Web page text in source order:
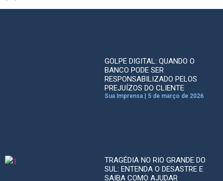
GOLPE DIGITAL: QUANDO O
BANCO PODE SER
RESPONSABILIZADO PELOS
PREJUÍZOS DO CLIENTE
Sua Imprensa 5 de março de 2026
TRAGÉDIA NO RIO GRANDE DO
SUL: ENTENDA O DESASTRE E
SAIBA COMO AJUDAR